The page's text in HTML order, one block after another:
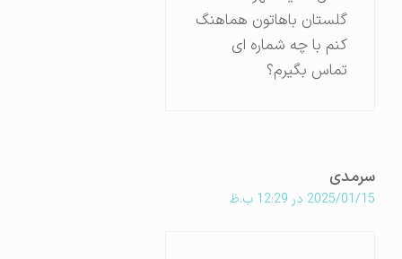
گلستان باهاتون هماهنگ
کنم با چه شماره ای
تماس بگیرم؟
سرمدی
2025/01/15 در 12:29 ب.ظ